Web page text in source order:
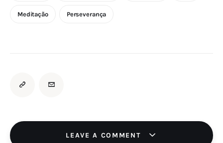
Meditação Perseverança
LEAVE A COMMENT